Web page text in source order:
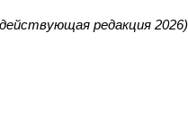
редакция 2026)